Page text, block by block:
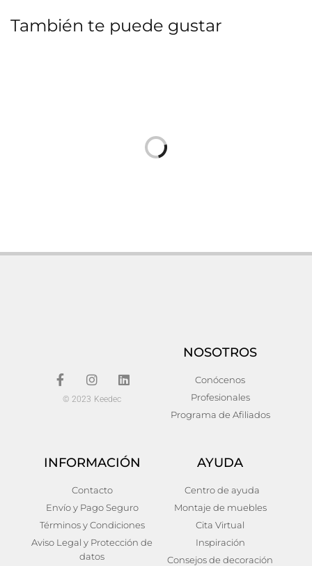
También te puede gustar
dm Shabby chic 60x24x117 dm Shabby chic 60x24x117
Perchero volkach
Añadir al carrito
Perchero raich
Añadir al carrito
© 2023 Keedec
NOSOTROS
Conócenos
Profesionales
Programa de Afiliados
INFORMACIÓN
Contacto
Envío y Pago Seguro
Términos y Condiciones
Aviso Legal y Protección de
datos
AYUDA
Centro de ayuda
Montaje de muebles
Cita Virtual
Inspiración
Consejos de decoración